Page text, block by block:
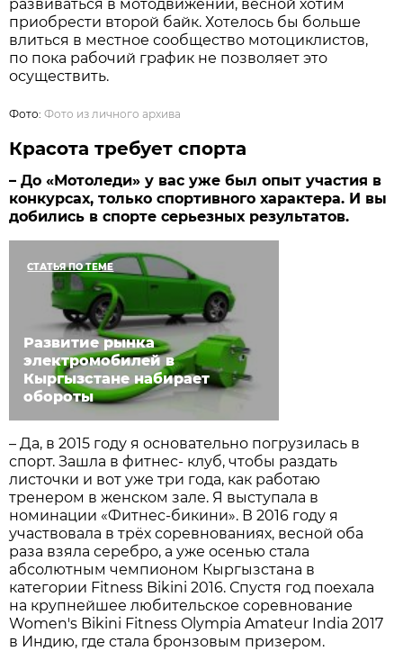
развиваться в мотодвижении, весной хотим
приобрести второй байк. Хотелось бы больше
влиться в местное сообщество мотоциклистов,
по пока рабочий график не позволяет это
осуществить.
Фото:Фото из личного архива
Красота требует спорта
– До «Мотоледи» у вас уже был опыт участия в
конкурсах, только спортивного характера. И вы
добились в спорте серьезных результатов.
СТАТЬЯ ПО ТЕМЕ
Развитие рынка
электромобилей в
Кыргызстане набирает
обороты
– Да, в 2015 году я основательно погрузилась в
спорт. Зашла в фитнес- клуб, чтобы раздать
листочки и вот уже три года, как работаю
тренером в женском зале. Я выступала в
номинации «Фитнес-бикини». В 2016 году я
участвовала в трёх соревнованиях, весной оба
раза взяла серебро, а уже осенью стала
абсолютным чемпионом Кыргызстана в
категории Fitness Bikini 2016. Спустя год поехала
на крупнейшее любительское соревнование
Women's Bikini Fitness Olympia Amateur India 2017
в Индию, где стала бронзовым призером.